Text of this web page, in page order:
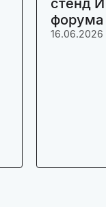
стенд
16.06.2026